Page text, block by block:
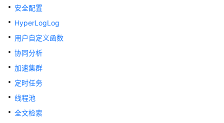
10.x）
开
发
指
（集
中
式
10.x）
安全配置
HyperLogLog
用户自定义函数
协同分析
加速集群
定时任务
线程池
全文检索